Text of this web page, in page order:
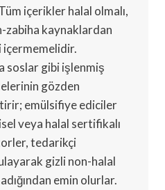
içerikler halal olmalı,
zabiha kaynaklardan
soslar gibi işlenmiş
gözden
emülsifiye ediciler
veya halal sertifikalı
tedarikçi
gizli non-halal
emin olurlar.